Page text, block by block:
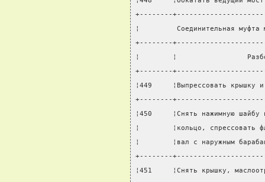
+--------
¦         Соединительная
+--------
¦        ¦
+--------
¦449     ¦Выпрессовать
+--------
¦450     ¦Снять нажимную
¦        ¦кольцо,
¦        ¦вал с наружным
+--------
¦451     ¦Снять крышку,